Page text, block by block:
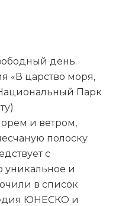
день.
«В царство моря,
Парк
и ветром,
полоску
с
уникальное и
в список
ЮНЕСКО и